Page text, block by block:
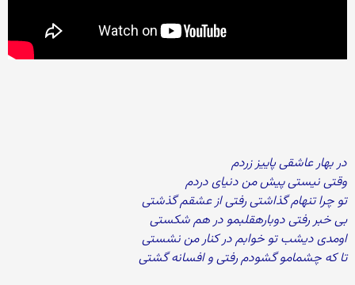
در بهار عاشقی پاییز زردم
وقتی نیستی پیش من دنیای دردم
تو چرا تنهام گذاشتی رفتی از عشقم گذشتی
بی خبر رفتی دوبارهقلبمو در هم شکستی
اومدی دیشب تو خوابم در کنار من نشستی
تا که چشمامو گشودم رفتی و افسانه گشتی